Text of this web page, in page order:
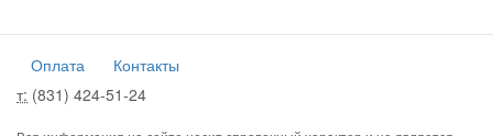
Оплата
Контакты
т: (831) 424-51-24